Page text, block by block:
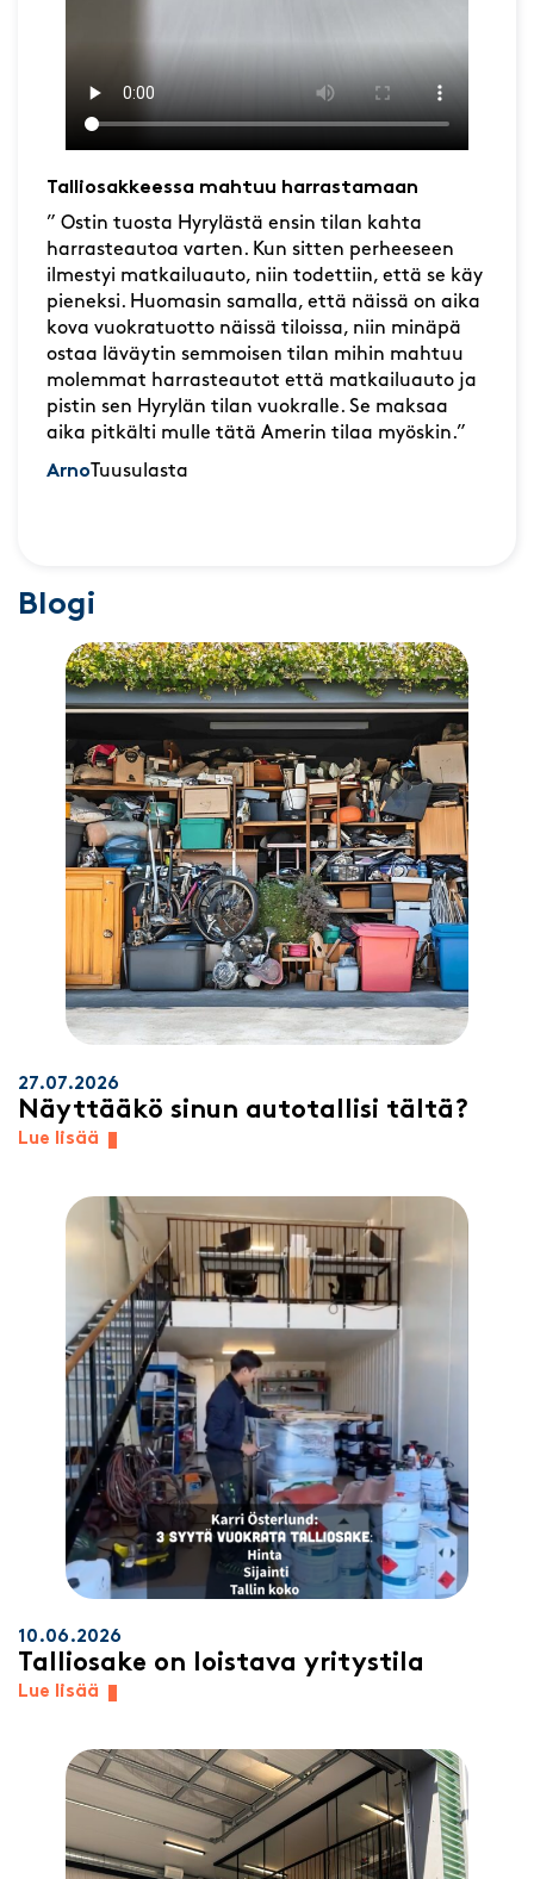
Talliosakkeessa mahtuu harrastamaan
” Ostin tuosta Hyrylästä ensin tilan kahta
harrasteautoa varten. Kun sitten perheeseen
ilmestyi matkailuauto, niin todettiin, että se käy
pieneksi. Huomasin samalla, että näissä on aika
kova vuokratuotto näissä tiloissa, niin minäpä
ostaa läväytin semmoisen tilan mihin mahtuu
molemmat harrasteautot että matkailuauto ja
pistin sen Hyrylän tilan vuokralle. Se maksaa
aika pitkälti mulle tätä Amerin tilaa myöskin.”
Arno Tuusulasta
Blogi
27.07.2026
Näyttääkö sinun autotallisi tältä?
Lue lisää
10.06.2026
Talliosake on loistava yritystila
Lue lisää